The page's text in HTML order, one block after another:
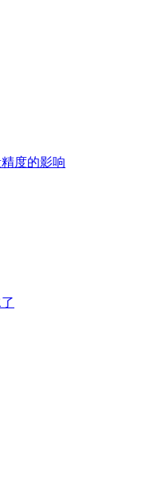
度的影响